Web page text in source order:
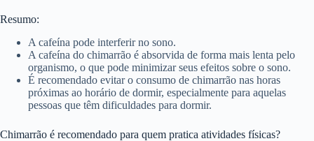
Resumo:
A cafeína pode interferir no sono.
A cafeína do chimarrão é absorvida de forma mais lenta pelo
organismo, o que pode minimizar seus efeitos sobre o sono.
É recomendado evitar o consumo de chimarrão nas horas
próximas ao horário de dormir, especialmente para aquelas
pessoas que têm dificuldades para dormir.
Chimarrão é recomendado para quem pratica atividades físicas?